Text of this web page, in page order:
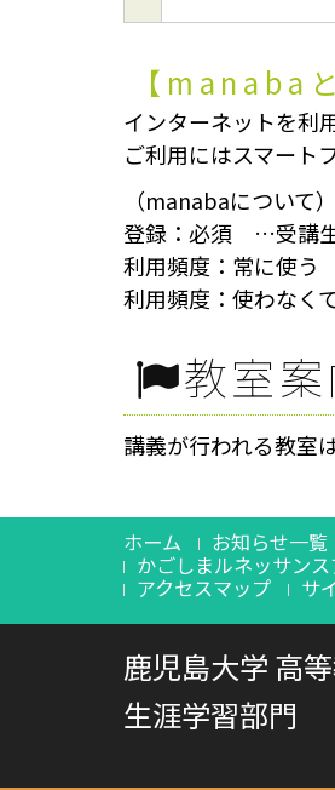
【manaba
インターネットを利
ご利用にはスマート
（manabaについて）
登録：必須 …受講
利用頻度：常に使
利用頻度：使わな
教室案
講義が行われる教室
ホーム お知らせ一覧
かごしまルネッサン
アクセスマップ サ
鹿児島大学 高
生涯学習部門